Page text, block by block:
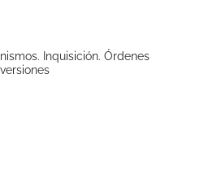
Inquisición. Órdenes